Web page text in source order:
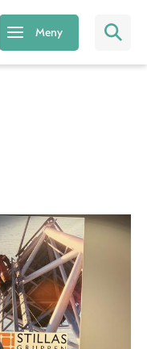
Meny